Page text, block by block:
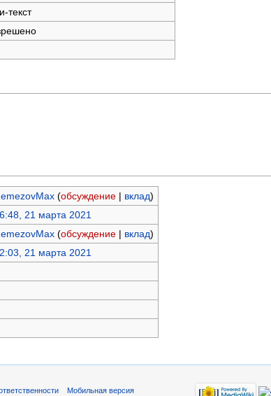
текст
(обсуждение| вклад)
21 марта 2021
(обсуждение| вклад)
21 марта 2021
Мобильная версия